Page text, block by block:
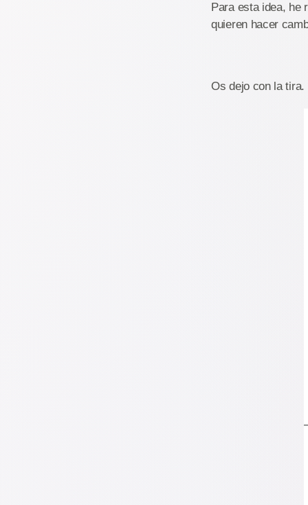
Para esta idea, he
quieren hacer
Os dejo con la tira.